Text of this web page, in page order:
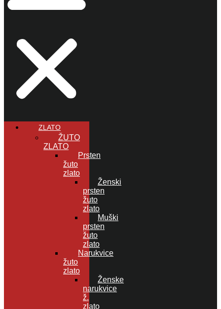
ZLATO
ŽUTO
ZLATO
Prsten
žuto
zlato
Ženski
prsten
žuto
zlato
Muški
prsten
žuto
zlato
Narukvice
žuto
zlato
Ženske
narukvice
ž.
zlato